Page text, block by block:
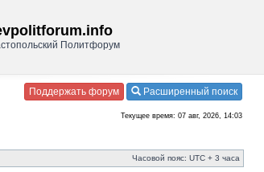
Политфорум
Поддержать форум Расширенный поиск
Текущее время: 07 авг, 2026, 14:03
Часовой пояс: UTC + 3 часа